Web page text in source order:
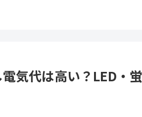
気代は高い？LED・